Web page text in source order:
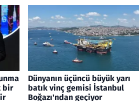
bir
Dünyanın üçüncü büyük yarı
batık vinç gemisi İstanbul
Boğazı'ndan geçiyor